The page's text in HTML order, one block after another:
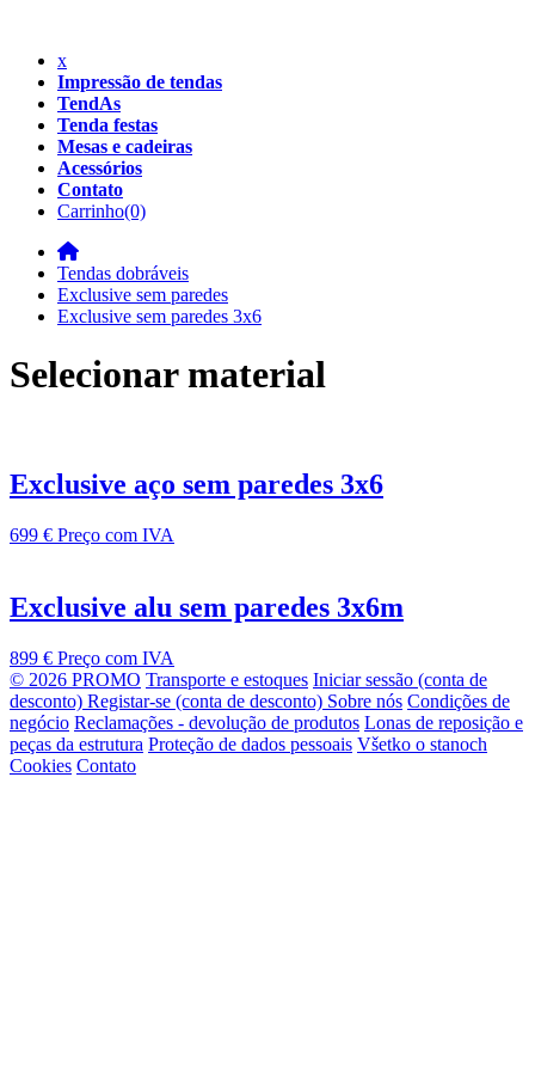
x
Impressão de tendas
TendAs
Tenda festas
Mesas e cadeiras
Acessórios
Contato
Carrinho(0)
Tendas dobráveis
Exclusive sem paredes
Exclusive sem paredes 3x6
Selecionar material
Exclusive aço sem paredes 3x6
699 € Preço com IVA
Exclusive alu sem paredes 3x6m
899 € Preço com IVA
© 2026 PROMO Transporte e estoques Iniciar sessão (conta de
desconto) Registar-se (conta de desconto) Sobre nós Condições de
negócio Reclamações - devolução de produtos Lonas de reposição e
peças da estrutura Proteção de dados pessoais Všetko o stanoch
Cookies Contato